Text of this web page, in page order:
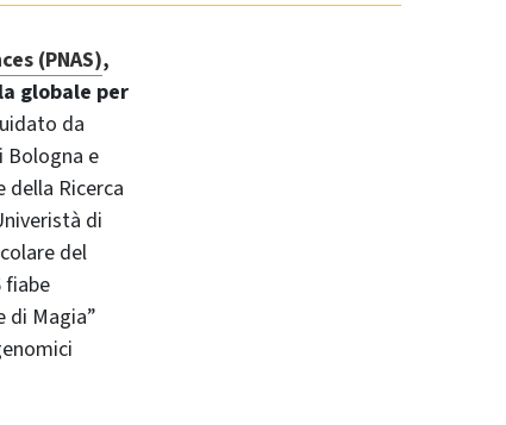
(PNAS),
globale per
da
Bologna e
della Ricerca
di
del
fiabe
di Magia”